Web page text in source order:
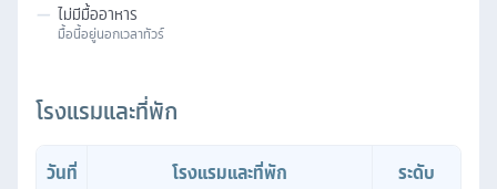
— ไม่มีมื้ออาหาร
มื้อนี้อยู่นอกเวลาทัวร์
โรงแรมและที่พัก
วันที่ โรงแรมและที่พัก ระดับ